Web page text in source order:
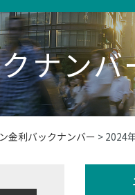
ナンバ
金利バックナンバー > 2024